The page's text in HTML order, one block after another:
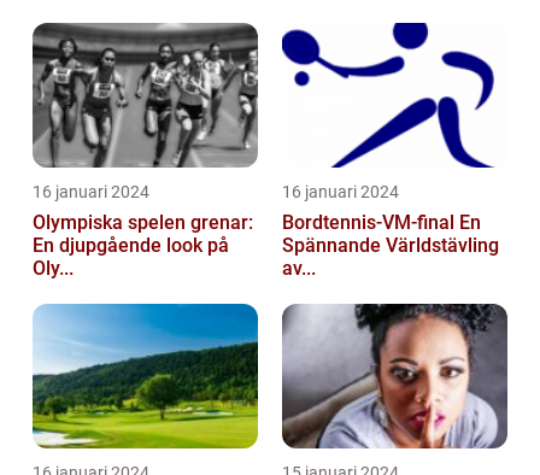
16 januari 2024
Olympiska spelen grenar:
En djupgående look på
Oly...
16 januari 2024
Bordtennis-VM-final En
Spännande Världstävling
av...